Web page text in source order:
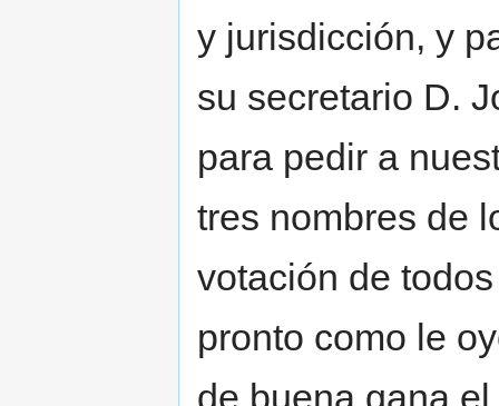
y jurisdicción, y
su secretario D.
para pedir a
tres nombres de
votación de
pronto como le